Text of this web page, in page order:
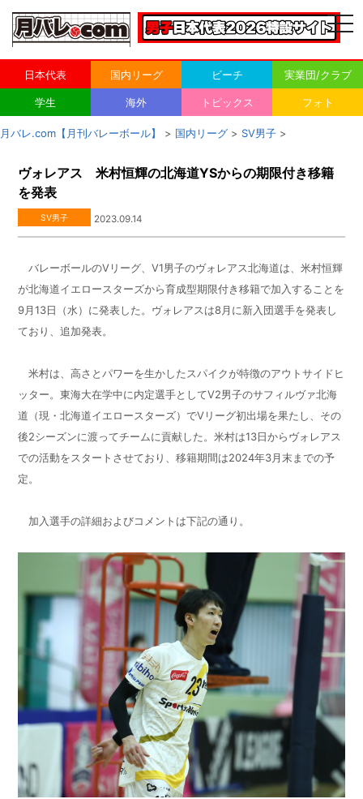
日本代表 国内リーグ ビーチ 実業団/クラブ
学生 海外 トピックス フォト
月バレ.com【月刊バレーボール】 > 国内リーグ > SV男子 >
ヴォレアス 米村恒輝の北海道YSからの期限付き移籍
を発表
SV男子 2023.09.14
バレーボールのVリーグ、V1男子のヴォレアス北海道は、米村恒輝
が北海道イエロースターズから育成型期限付き移籍で加入することを
9月13日（水）に発表した。ヴォレアスは8月に新入団選手を発表し
ており、追加発表。
米村は、高さとパワーを生かしたスパイクが特徴のアウトサイドヒ
ッター。東海大在学中に内定選手としてV2男子のサフィルヴァ北海
道（現・北海道イエロースターズ）でVリーグ初出場を果たし、その
後2シーズンに渡ってチームに貢献した。米村は13日からヴォレアス
での活動をスタートさせており、移籍期間は2024年3月末までの予
定。
加入選手の詳細およびコメントは下記の通り。